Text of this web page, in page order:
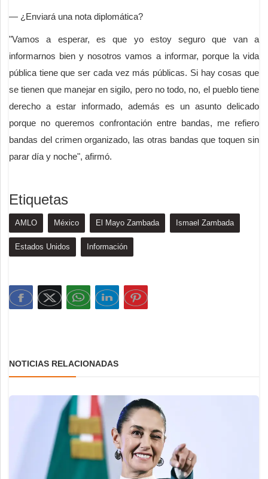
— ¿Enviará una nota diplomática?
"Vamos a esperar, es que yo estoy seguro que van a
informarnos bien y nosotros vamos a informar, porque la vida
pública tiene que ser cada vez más públicas. Si hay cosas que
se tienen que manejar en sigilo, pero no todo, no, el pueblo tiene
derecho a estar informado, además es un asunto delicado
porque no queremos confrontación entre bandas, me refiero
bandas del crimen organizado, las otras bandas que toquen sin
parar día y noche", afirmó.
Etiquetas
AMLO México El Mayo Zambada Ismael Zambada
Estados Unidos Información
NOTICIAS RELACIONADAS